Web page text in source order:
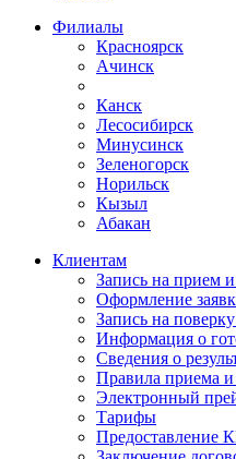
Филиалы
Красноярск
Ачинск
Канск
Лесосибирск
Минусинск
Зеленогорск
Норильск
Кызыл
Абакан
Клиентам
Запись на прием
Оформление
Запись на
Информация о
Сведения о
Правила приема
Электронный
Тарифы
Предоставление